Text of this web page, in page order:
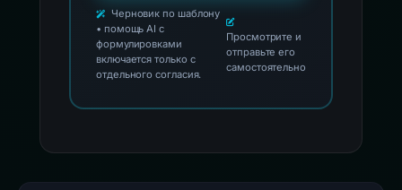
Черновик по шаблону
• помощь AI с
формулировками
включается только с
отдельного согласия.
Просмотрите и
отправьте его
самостоятельно